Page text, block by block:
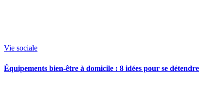
Vie sociale
Équipements bien-être à domicile : 8 idées pour se détendre